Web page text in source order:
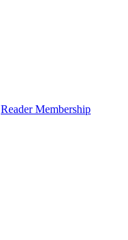
Reader Membership